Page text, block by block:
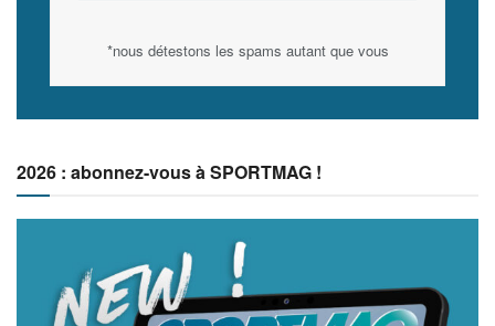
*nous détestons les spams autant que vous
2026 : abonnez-vous à SPORTMAG !